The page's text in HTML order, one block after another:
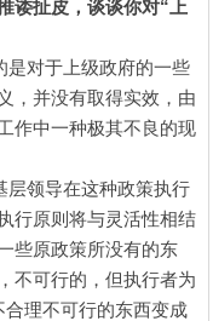
诿扯皮，谈谈你对“上
对于上级政府的一些
，并没有取得实效，由
作中一种极其不良的现
领导在这种政策执行
行原则将与灵活性相结
些原政策所没有的东
不可行的，但执行者为
理不可行的东西变成